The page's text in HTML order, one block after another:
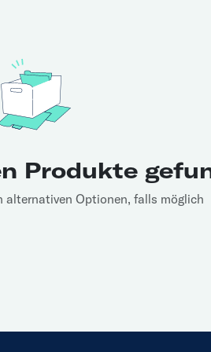
Produkte
alternativen Optionen, falls möglich